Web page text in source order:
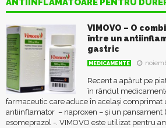
ANTIINFLAMATOARE PENTRU
VIMOVO – O
între un
gastric
MEDICAMENTE
Recent a apărut pe
în rândul
farmaceutic care aduce în același comprimat
antiinflamator – naproxen – și un pansament
esomeprazol -. VIMOVO este utilizat pentru